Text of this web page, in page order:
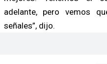
adelante, pero vemos
señales”, dijo.